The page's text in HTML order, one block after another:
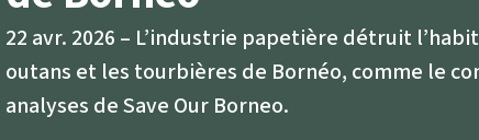
22 avr. 2026
L’industrie papetière détruit
outans et les tourbières de Bornéo, comme le
analyses de Save Our Borneo.